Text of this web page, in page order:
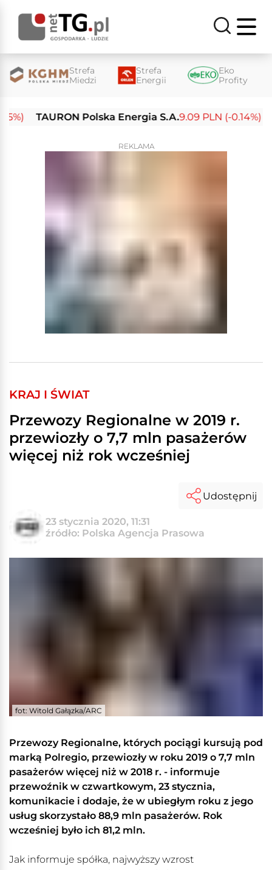
Strefa
Miedzi
Strefa
Energii
Eko
Profity
TAURON Polska Energia S.A.9.09 PLN (-0.14%)
REKLAMA
KRAJ I ŚWIAT
Przewozy Regionalne w 2019 r.
przewiozły o 7,7 mln pasażerów
więcej niż rok wcześniej
23 stycznia 2020, 11:31
źródło: Polska Agencja Prasowa
Udostępnij
fot: Witold Gałązka/ARC
Przewozy Regionalne, których pociągi kursują pod
marką Polregio, przewiozły w roku 2019 o 7,7 mln
pasażerów więcej niż w 2018 r. - informuje
przewoźnik w czwartkowym, 23 stycznia,
komunikacie i dodaje, że w ubiegłym roku z jego
usług skorzystało 88,9 mln pasażerów. Rok
wcześniej było ich 81,2 mln.
Jak informuje spółka, najwyższy wzrost